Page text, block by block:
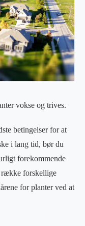
vokse og trives.
betingelser for at
i lang tid, bør du
forekommende
række forskellige
for planter ved at